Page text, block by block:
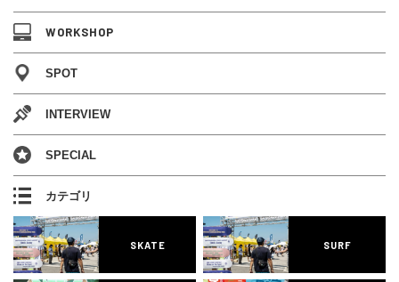
WORKSHOP
SPOT
INTERVIEW
SPECIAL
カテゴリ
SKATE SURF